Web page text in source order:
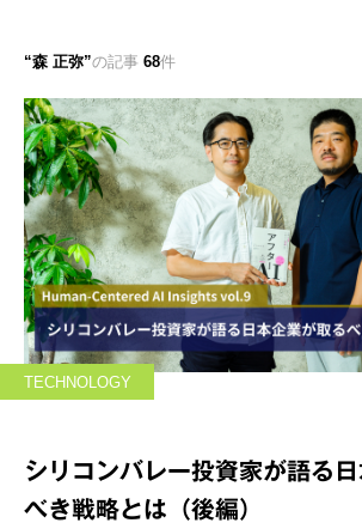
森 正弥 の記事 68件
TECHNOLOGY
シリコンバレー投資家が語る
べき戦略とは（後編）